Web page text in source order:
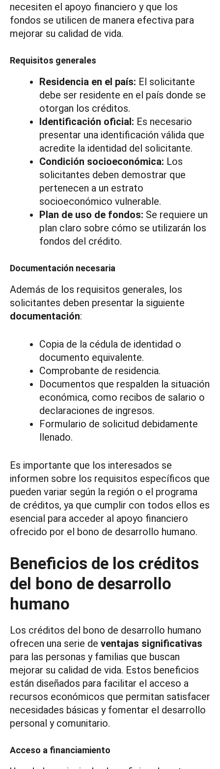
necesiten el apoyo financiero y que los
fondos se utilicen de manera efectiva para
mejorar su calidad de vida.
Requisitos generales
Residencia en el país: El solicitante
debe ser residente en el país donde se
otorgan los créditos.
Identificación oficial: Es necesario
presentar una identificación válida que
acredite la identidad del solicitante.
Condición socioeconómica: Los
solicitantes deben demostrar que
pertenecen a un estrato
socioeconómico vulnerable.
Plan de uso de fondos: Se requiere un
plan claro sobre cómo se utilizarán los
fondos del crédito.
Documentación necesaria
Además de los requisitos generales, los
solicitantes deben presentar la siguiente
documentación:
Copia de la cédula de identidad o
documento equivalente.
Comprobante de residencia.
Documentos que respalden la situación
económica, como recibos de salario o
declaraciones de ingresos.
Formulario de solicitud debidamente
llenado.
Es importante que los interesados se
informen sobre los requisitos específicos que
pueden variar según la región o el programa
de créditos, ya que cumplir con todos ellos es
esencial para acceder al apoyo financiero
ofrecido por el bono de desarrollo humano.
Beneficios de los créditos
del bono de desarrollo
humano
Los créditos del bono de desarrollo humano
ofrecen una serie de ventajas significativas
para las personas y familias que buscan
mejorar su calidad de vida. Estos beneficios
están diseñados para facilitar el acceso a
recursos económicos que permitan satisfacer
necesidades básicas y fomentar el desarrollo
personal y comunitario.
Acceso a financiamiento